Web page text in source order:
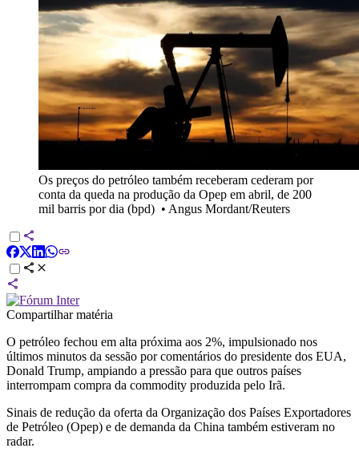
Os preços do petróleo também receberam cederam por
conta da queda na produção da Opep em abril, de 200
mil barris por dia (bpd) • Angus Mordant/Reuters
Compartilhar matéria
O petróleo fechou em alta próxima aos 2%, impulsionado nos
últimos minutos da sessão por comentários do presidente dos EUA,
Donald Trump, ampiando a pressão para que outros países
interrompam compra da commodity produzida pelo Irã.
Sinais de redução da oferta da Organização dos Países Exportadores
de Petróleo (Opep) e de demanda da China também estiveram no
radar.